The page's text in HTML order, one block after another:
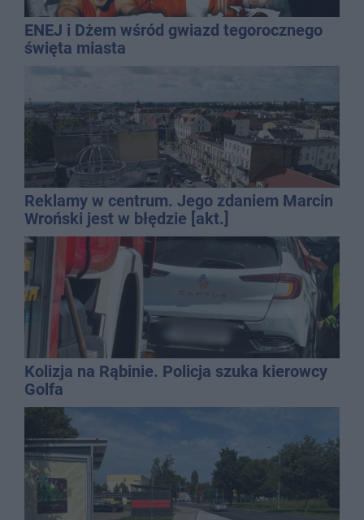
ENEJ i Dżem wśród gwiazd tegorocznego
święta miasta
Reklamy w centrum. Jego zdaniem Marcin
Wroński jest w błędzie [akt.]
Kolizja na Rąbinie. Policja szuka kierowcy
Golfa